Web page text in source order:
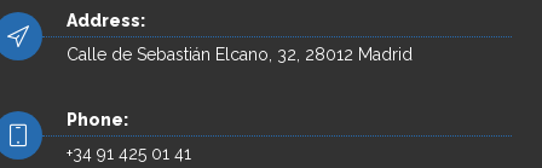
Address:
Calle de Sebastián Elcano, 32, 28012 Madrid
Phone:
+34 91 425 01 41